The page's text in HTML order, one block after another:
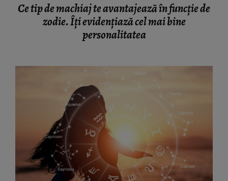
Ce tip de machiaj te avantajează în funcție de
zodie. Îți evidențiază cel mai bine
personalitatea